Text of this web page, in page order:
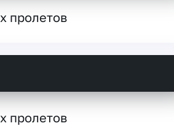
пролетов
пролетов